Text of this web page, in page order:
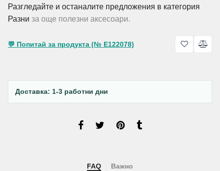
Разгледайте и останалите предложения в категория
Разни за още полезни аксесоари.
💬 Попитай за продукта (№ E122078)
Доставка: 1-3 работни дни
FAQ Важно